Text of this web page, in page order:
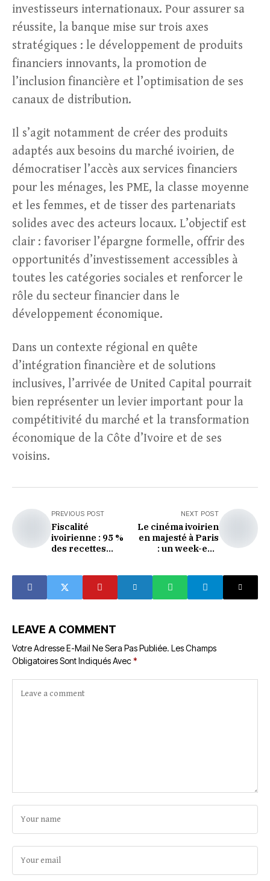
investisseurs internationaux. Pour assurer sa
réussite, la banque mise sur trois axes
stratégiques : le développement de produits
financiers innovants, la promotion de
l’inclusion financière et l’optimisation de ses
canaux de distribution.
Il s’agit notamment de créer des produits
adaptés aux besoins du marché ivoirien, de
démocratiser l’accès aux services financiers
pour les ménages, les PME, la classe moyenne
et les femmes, et de tisser des partenariats
solides avec des acteurs locaux. L’objectif est
clair : favoriser l’épargne formelle, offrir des
opportunités d’investissement accessibles à
toutes les catégories sociales et renforcer le
rôle du secteur financier dans le
développement économique.
Dans un contexte régional en quête
d’intégration financière et de solutions
inclusives, l’arrivée de United Capital pourrait
bien représenter un levier important pour la
compétitivité du marché et la transformation
économique de la Côte d’Ivoire et de ses
voisins.
PREVIOUS POST
Fiscalité
ivoirienne : 95 %
des recettes
ligne
NEXT POST
Le cinéma ivoirien
en majesté à Paris
: un week-end
LEAVE A COMMENT
Votre Adresse E-Mail Ne Sera Pas Publiée. Les Champs
Obligatoires Sont Indiqués Avec*